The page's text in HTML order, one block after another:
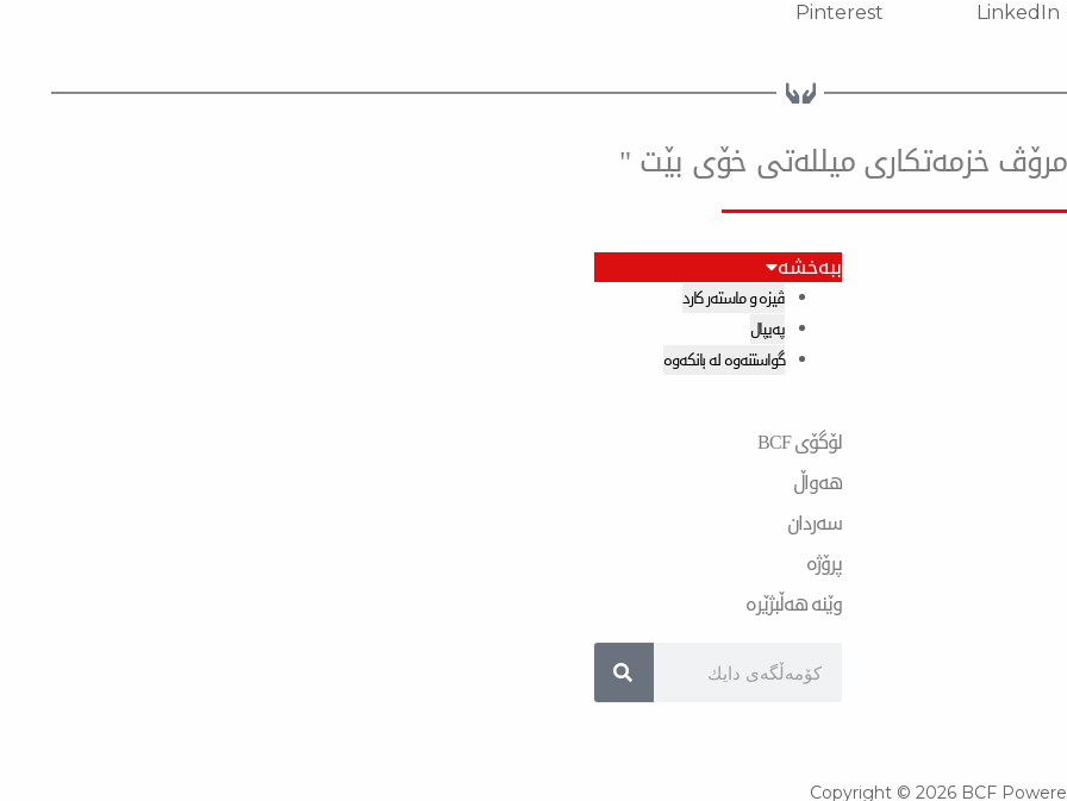
LinkedIn
Pinterest
مرۆڤ خزمەتكاری میللەتی خۆی بێت "
ببەخشە
ڤیزە و ماستەر کارد
پەیپال
گواستنەوە لە بانکەوە
لۆگۆی BCF
هەواڵ
سەردان
پرۆژە
وێنە هەڵبژێرە
Search
Copyright © 2026 BCF